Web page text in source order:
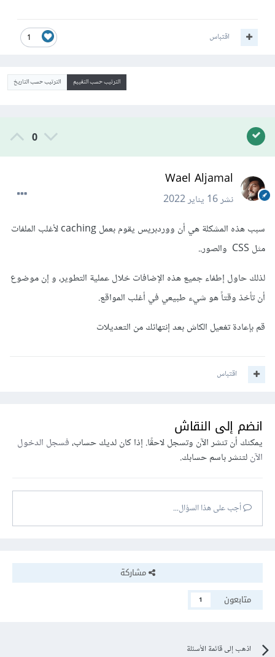
1 اقتباس
الترتيب حسب التقييم الترتيب حسب التاريخ
0
Wael Aljamal
نشر16 يناير 2022
سبب هذه المشكلة هي أن ووردبريس يقوم بعمل caching لأغلب الملفات
مثل CSS والصور..
لذلك حاول إطفاء جميع هذه الإضافات خلال عملية التطوير، و إن موضوع
أن تأخذ وقتاً هو شيء طبيعي في أغلب المواقع.
قم بإعادة تغعيل الكاش بعد إنتهائك من التعديلات
اقتباس
انضم إلى النقاش
يمكنك أن تنشر الآن وتسجل لاحقًا. إذا كان لديك حساب،فسجل الدخول
الآنلتنشر باسم حسابك.
أجب على هذا السؤال...
مشاركة
متابعون
1
اذهب إلى قائمة الأسئلة